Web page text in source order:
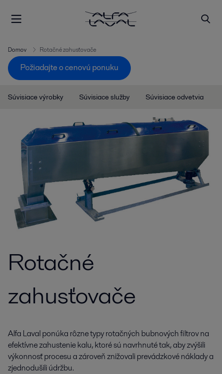
Domov Rotačné zahusťovače
Požiadajte o cenovú ponuku
Súvisiace výrobky Súvisiace služby Súvisiace odvetvia
Rotačné
zahusťovače
Alfa Laval ponúka rôzne typy rotačných bubnových filtrov na
efektívne zahustenie kalu, ktoré sú navrhnuté tak, aby zvýšili
výkonnosť procesu a zároveň znižovali prevádzkové náklady a
zjednodušili údržbu.